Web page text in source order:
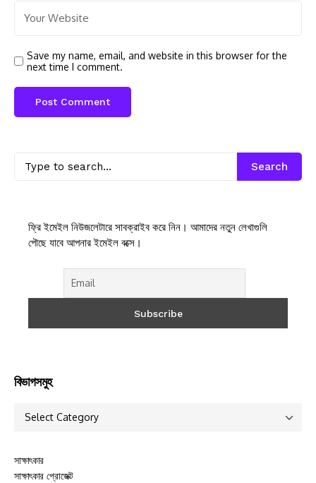
Save my name, email, and website in this browser for the
next time I comment.
Search
ফ্রি ইমেইল নিউজলেটারে সাবক্রাইব করে নিন। আমাদের নতুন লেখাগুলি
পৌছে যাবে আপনার ইমেইল বক্সে।
বিভাগসমুহ
সাক্ষাৎকার
সাক্ষাৎকার প্রোজেক্ট